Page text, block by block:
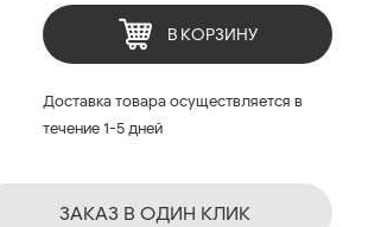
В КОРЗИНУ
Доставка товара осуществляется в
течение 1-5 дней
ЗАКАЗ В ОДИН КЛИК